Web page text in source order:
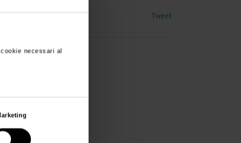
necessari al
Tweet